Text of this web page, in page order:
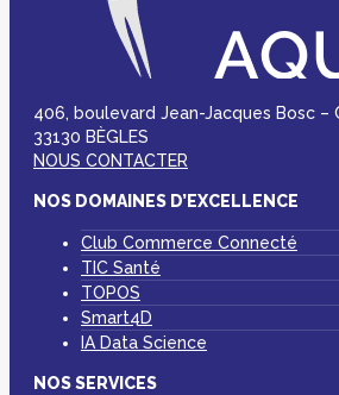
406, boulevard Jean-Jacques Bosc –
33130 BÈGLES
NOUS CONTACTER
NOS DOMAINES D’EXCELLENCE
Club Commerce Connecté
TIC Santé
TOPOS
Smart4D
IA Data Science
NOS SERVICES